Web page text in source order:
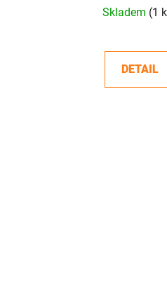
Skladem (1
DETAIL